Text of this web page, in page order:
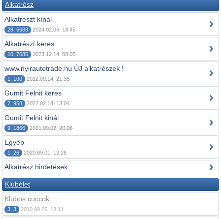
Alkatrész
Alkatrészt kínál
28, 5683 2024.02.06. 18:45
Alkatrészt keres
10, 7685 2023.12.14. 08:05
www.nyirautotrade.hu ÚJ alkatrészek !
1, 100 2012.09.14. 21:35
Gumit Felnit keres
7, 958 2022.02.14. 13:04
Gumit Felnit kinál
9, 1866 2021.09.02. 20:06
Egyéb
1, 26 2020.09.01. 12:28
Alkatrész hirdetések
Klubélet
Klubos cuccok
3, 3 2010.09.26. 18:11